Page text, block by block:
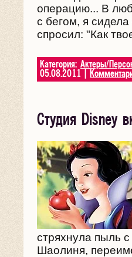
операцию... В
с бегом, я
спросил: "Как
Категория: Актеры/
05.08.2011
Студия Disney
стряхнула пыль
Шаолиня,